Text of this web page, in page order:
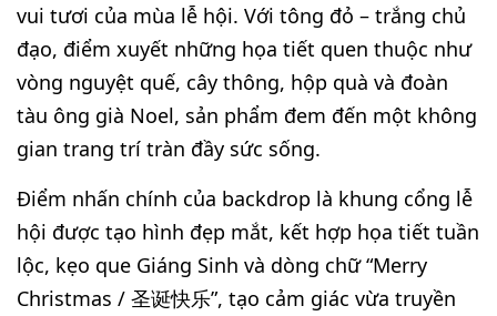
vui tươi của mùa lễ hội. Với tông đỏ – trắng chủ
đạo, điểm xuyết những họa tiết quen thuộc như
vòng nguyệt quế, cây thông, hộp quà và đoàn
tàu ông già Noel, sản phẩm đem đến một không
gian trang trí tràn đầy sức sống.
Điểm nhấn chính của backdrop là khung cổng lễ
hội được tạo hình đẹp mắt, kết hợp họa tiết tuần
lộc, kẹo que Giáng Sinh và dòng chữ “Merry
Christmas / 圣诞快乐”, tạo cảm giác vừa truyền